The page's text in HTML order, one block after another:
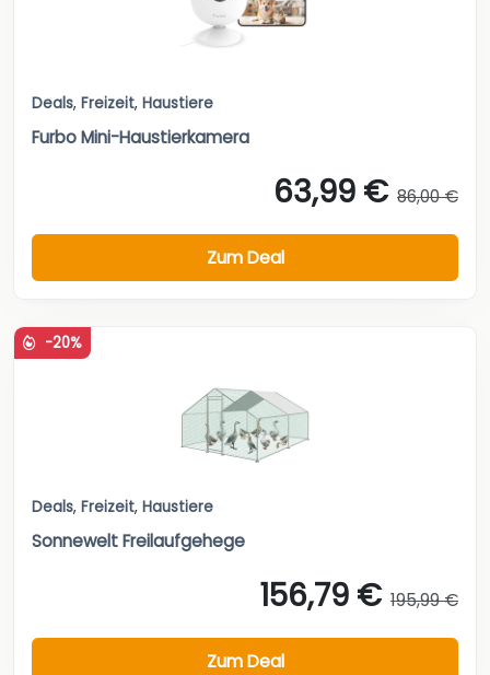
Deals, Freizeit, Haustiere
Furbo Mini-Haustierkamera
63,99 € 86,00 €
Zum Deal
-20%
Deals, Freizeit, Haustiere
Sonnewelt Freilaufgehege
156,79 € 195,99 €
Zum Deal